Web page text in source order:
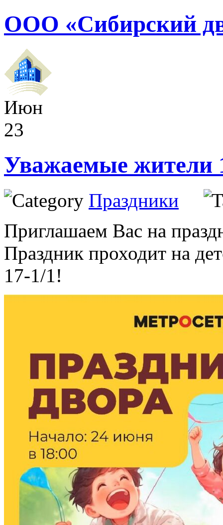
ООО «Сибирский
Июн
23
Уважаемые жители
Праздники
Приглашаем Вас на
Праздник проходит на
17-1/1!